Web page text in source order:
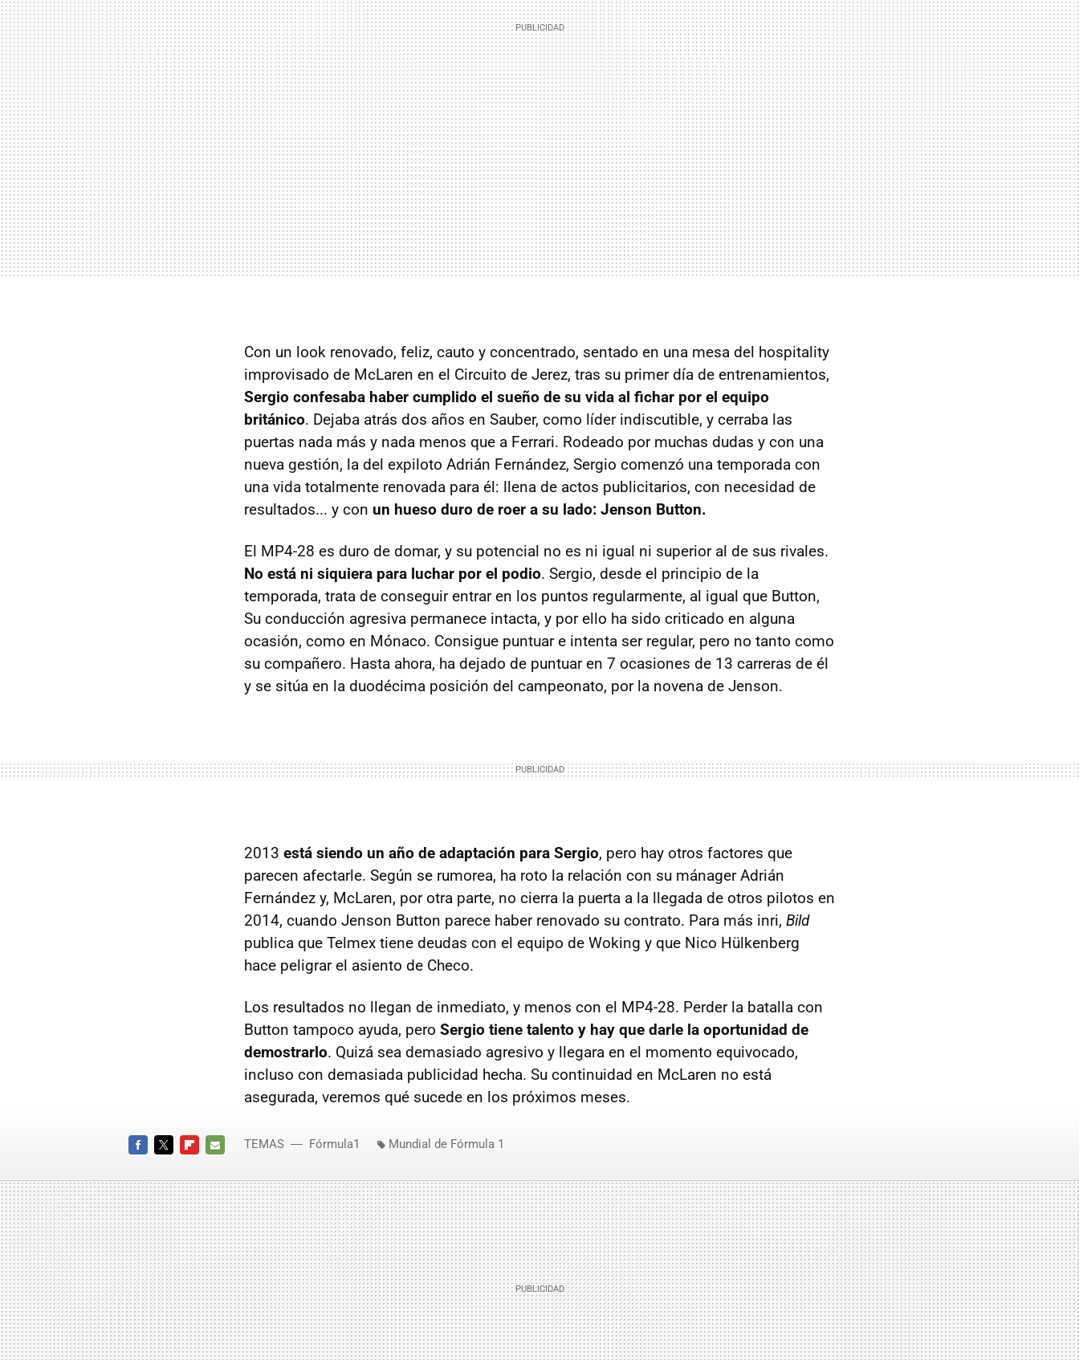
Con un look renovado, feliz, cauto y concentrado, sentado en una mesa del hospitality
improvisado de McLaren en el Circuito de Jerez, tras su primer día de entrenamientos,
Sergio confesaba haber cumplido el sueño de su vida al fichar por el equipo
británico. Dejaba atrás dos años en Sauber, como líder indiscutible, y cerraba las
puertas nada más y nada menos que a Ferrari. Rodeado por muchas dudas y con una
nueva gestión, la del expiloto Adrián Fernández, Sergio comenzó una temporada con
una vida totalmente renovada para él: llena de actos publicitarios, con necesidad de
resultados... y con un hueso duro de roer a su lado: Jenson Button.
El MP4-28 es duro de domar, y su potencial no es ni igual ni superior al de sus rivales.
No está ni siquiera para luchar por el podio. Sergio, desde el principio de la
temporada, trata de conseguir entrar en los puntos regularmente, al igual que Button,
Su conducción agresiva permanece intacta, y por ello ha sido criticado en alguna
ocasión, como en Mónaco. Consigue puntuar e intenta ser regular, pero no tanto como
su compañero. Hasta ahora, ha dejado de puntuar en 7 ocasiones de 13 carreras de él
y se sitúa en la duodécima posición del campeonato, por la novena de Jenson.
2013 está siendo un año de adaptación para Sergio, pero hay otros factores que
parecen afectarle. Según se rumorea, ha roto la relación con su mánager Adrián
Fernández y, McLaren, por otra parte, no cierra la puerta a la llegada de otros pilotos en
2014, cuando Jenson Button parece haber renovado su contrato. Para más inri, Bild
publica que Telmex tiene deudas con el equipo de Woking y que Nico Hülkenberg
hace peligrar el asiento de Checo.
Los resultados no llegan de inmediato, y menos con el MP4-28. Perder la batalla con
Button tampoco ayuda, pero Sergio tiene talento y hay que darle la oportunidad de
demostrarlo. Quizá sea demasiado agresivo y llegara en el momento equivocado,
incluso con demasiada publicidad hecha. Su continuidad en McLaren no está
asegurada, veremos qué sucede en los próximos meses.
MAIL
TEMAS Fórmula1 Mundial de Fórmula 1